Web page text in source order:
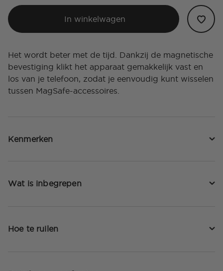
In winkelwagen
Het wordt beter met de tijd. Dankzij de magnetische
bevestiging klikt het apparaat gemakkelijk vast en
los van je telefoon, zodat je eenvoudig kunt wisselen
tussen MagSafe-accessoires.
Kenmerken
Wat is inbegrepen
Hoe te ruilen